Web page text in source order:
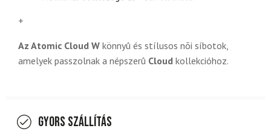
+
Az Atomic Cloud W könnyû és stílusos nõi síbotok,
amelyek passzolnak a népszerû Cloud kollekcióhoz.
Gyors szállítás